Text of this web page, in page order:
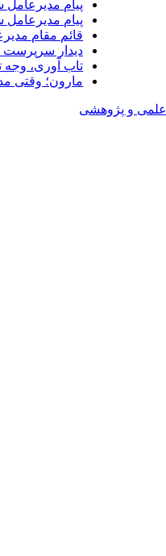
پیام
پیام
قائم مقام
دیدار سرپرست
تاب آوری، وجه
مارون؛ وقتی
علمی و پژوهشی